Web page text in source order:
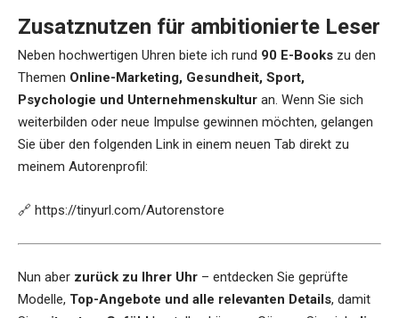
Zusatznutzen für ambitionierte Leser
Neben hochwertigen Uhren biete ich rund 90 E-Books zu den
Themen Online-Marketing, Gesundheit, Sport,
Psychologie und Unternehmenskultur an. Wenn Sie sich
weiterbilden oder neue Impulse gewinnen möchten, gelangen
Sie über den folgenden Link in einem neuen Tab direkt zu
meinem Autorenprofil:
🔗 https://tinyurl.com/Autorenstore
Nun aber zurück zu Ihrer Uhr – entdecken Sie geprüfte
Modelle, Top-Angebote und alle relevanten Details, damit